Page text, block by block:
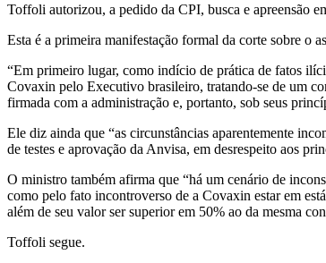
Toffoli autorizou, a pedido da CPI, busca e apreensão
Esta é a primeira manifestação formal da corte sobre o
“Em primeiro lugar, como indício de prática de fatos
Covaxin pelo Executivo brasileiro, tratando-se de um
firmada com a administração e, portanto, sob seus
Ele diz ainda que “as circunstâncias aparentemente
de testes e aprovação da Anvisa, em desrespeito aos
O ministro também afirma que “há um cenário de
como pelo fato incontroverso de a Covaxin estar em
além de seu valor ser superior em 50% ao da mesma
Toffoli segue.